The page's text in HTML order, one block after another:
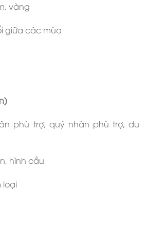
vàng
giữa các mùa
phù trợ, quý nhân phù trợ, du
hình cầu
loại